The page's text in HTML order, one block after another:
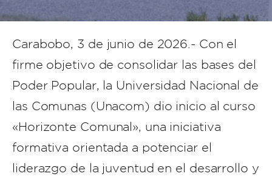
Carabobo, 3 de junio de 2026.- Con el
firme objetivo de consolidar las bases del
Poder Popular, la Universidad Nacional de
las Comunas (Unacom) dio inicio al curso
«Horizonte Comunal», una iniciativa
formativa orientada a potenciar el
liderazgo de la juventud en el desarrollo y